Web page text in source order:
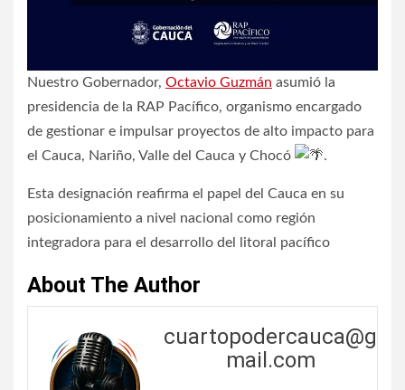
Nuestro Gobernador, Octavio Guzmán asumió la
presidencia de la RAP Pacífico, organismo encargado
de gestionar e impulsar proyectos de alto impacto para
el Cauca, Nariño, Valle del Cauca y Chocó
.
Esta designación reafirma el papel del Cauca en su
posicionamiento a nivel nacional como región
integradora para el desarrollo del litoral pacífico
About The Author
cuartopodercauca@g
mail.com